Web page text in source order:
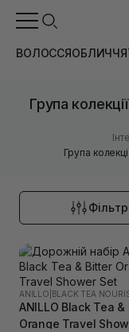
ВОЛОССЯОБЛИЧЧЯ
Група
Група
Фільтр
ANILLO BLACK TEA
ANILLO Black Tea &
Orange Travel